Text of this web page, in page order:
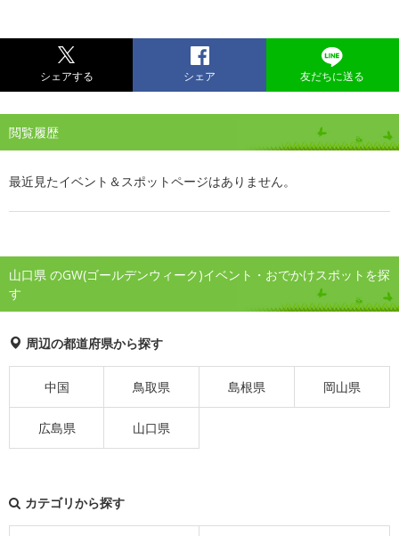
シェアする シェア 友だちに送る
閲覧履歴
最近見たイベント＆スポットページはありません。
山口県 のGW(ゴールデンウィーク)イベント・おでかけスポットを探
す
周辺の都道府県から探す
中国 鳥取県 島根県 岡山県
広島県 山口県
カテゴリから探す